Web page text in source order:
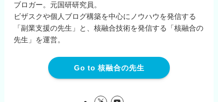
ブロガー。元国研研究員。
ビザスクや個人ブログ構築を中心にノウハウを発信する
「副業支援の先生」と、核融合技術を発信する「核融合の
先生」を運営。
Go to 核融合の先生